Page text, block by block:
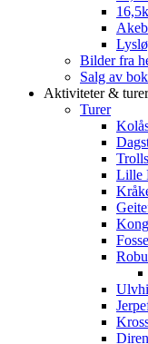
Bilder fra
Salg av
Aktiviteter & turer
Turer
Lille